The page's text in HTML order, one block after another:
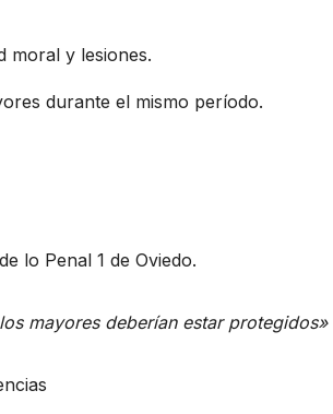
moral y lesiones.
durante el mismo período.
lo Penal 1 de Oviedo.
mayores deberían estar protegidos»